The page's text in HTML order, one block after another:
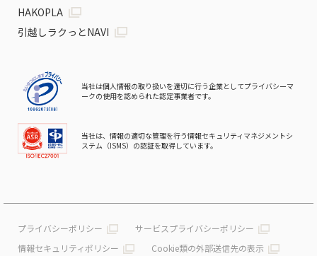
HAKOPLA
引越しラクっとNAVI
当社は個人情報の取り扱いを適切に行う企業としてプライバシーマ
ークの使用を認められた認定事業者です。
当社は、情報の適切な管理を行う情報セキュリティマネジメントシ
ステム（ISMS）の認証を取得しています。
プライバシーポリシー
サービスプライバシーポリシー
情報セキュリティポリシー
Cookie類の外部送信先の表示